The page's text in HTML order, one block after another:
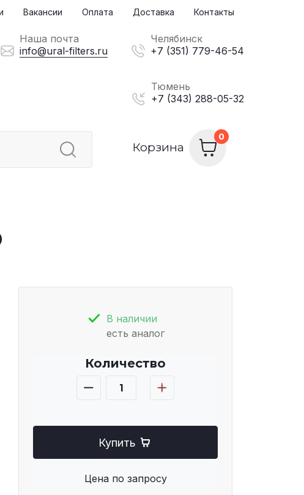
Корзина
Вакансии Оплата Доставка Контакты
Наша почта
info@ural-filters.ru
Челябинск
+7 (351) 779-46-54
Тюмень
+7 (343) 288-05-32
В наличии
есть аналог
Количество
Купить
Цена по запросу